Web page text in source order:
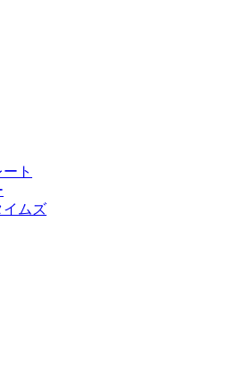
ト
イムズ